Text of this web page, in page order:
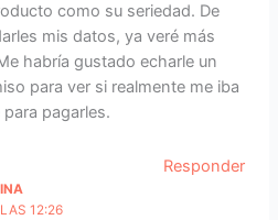
como su seriedad. De
mis datos, ya veré más
habría gustado echarle un
para ver si realmente me iba
pagarles.
Responder
12:26